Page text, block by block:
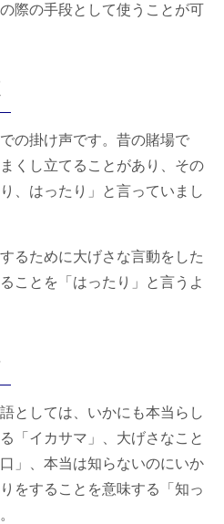
際の手段として使うことが可
の掛け声です。昔の賭場で
くし立てることがあり、その
、はったり」と言っていまし
るために大げさな言動をした
ことを「はったり」と言うよ
としては、いかにも本当らし
「イカサマ」、大げさなこと
」、本当は知らないのにいか
をすることを意味する「知っ